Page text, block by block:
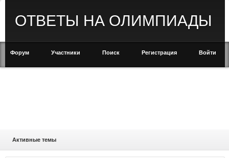
ОТВЕТЫ НА ОЛИМПИАДЫ
Форум Участники Поиск Регистрация Войти
Активные темы